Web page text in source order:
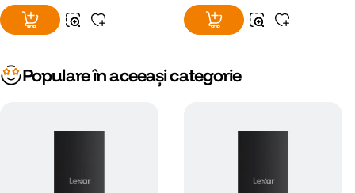
Populare în aceeași categorie